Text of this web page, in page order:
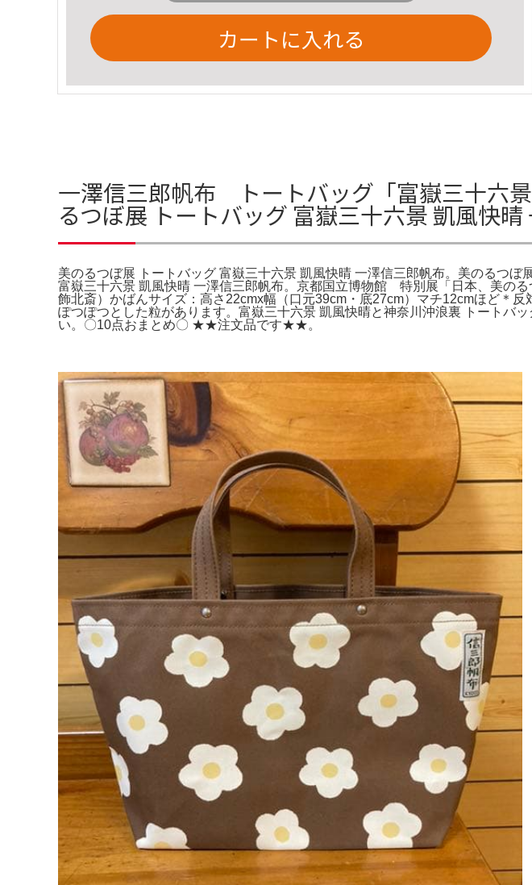
カートに入れる
一澤信三郎帆布 トートバッグ「富嶽三十六
るつぼ展 トートバッグ 富嶽三十六景 凱風快
美のるつぼ展 トートバッグ 富嶽三十六景 凱風快晴 一澤信三郎帆布。美のるつ
富嶽三十六景 凱風快晴 一澤信三郎帆布。京都国立博物館 特別展「日本、美
飾北斎）かばんサイズ：高さ22cmx幅（口元39cm・底27cm）マチ12cmほど＊
ぽつぽつとした粒があります。富嶽三十六景 凱風快晴と神奈川沖浪裏 トートバ
い。〇10点おまとめ〇 ★★注文品です★★。